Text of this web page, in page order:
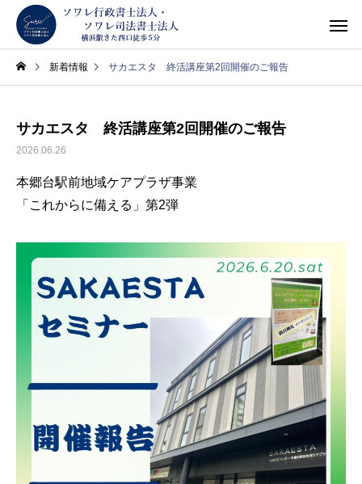
新着情報 サカエスタ 終活講座第2回開催のご報告
サカエスタ 終活講座第2回開催のご報告
2026.06.26
本郷台駅前地域ケアプラザ事業
「これからに備える」第2弾